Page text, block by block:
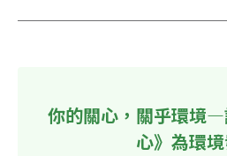
你的關心，關乎環境
心》為環